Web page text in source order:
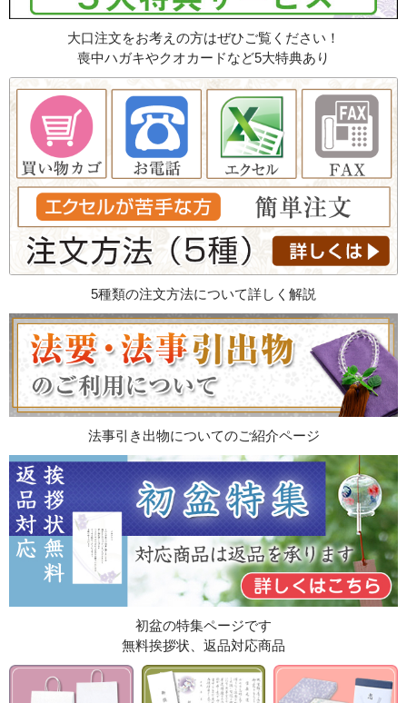
大口注文をお考えの方はぜひご覧ください！
喪中ハガキやクオカードなど5大特典あり
5種類の注文方法について詳しく解説
法事引き出物についてのご紹介ページ
初盆の特集ページです
無料挨拶状、返品対応商品